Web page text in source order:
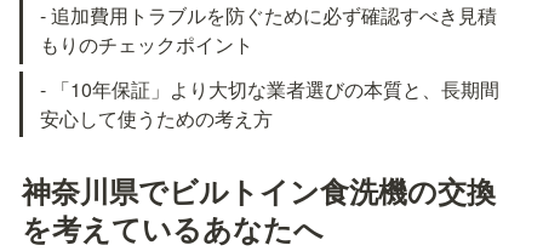
- 追加費用トラブルを防ぐために必ず確認すべき見積
もりのチェックポイント
- 「10年保証」より大切な業者選びの本質と、長期間
安心して使うための考え方
神奈川県でビルトイン食洗機の交換
を考えているあなたへ